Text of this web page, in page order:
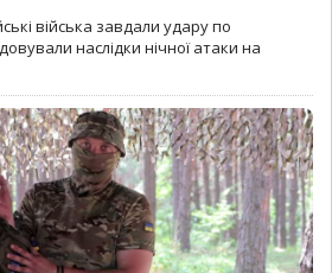
війська завдали удару по
наслідки нічної атаки на